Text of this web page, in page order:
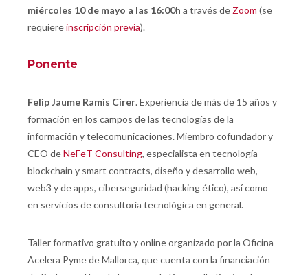
miércoles 10 de mayo a las 16:00h a través de Zoom (se
requiereinscripción previa).
Ponente
Felip Jaume Ramis Cirer. Experiencia de más de 15 años y
formación en los campos de las tecnologías de la
información y telecomunicaciones. Miembro cofundador y
CEO deNeFeT Consulting, especialista en tecnología
blockchain y smart contracts, diseño y desarrollo web,
web3 y de apps, ciberseguridad (hacking ético), así como
en servicios de consultoría tecnológica en general.
Taller formativo gratuito y online organizado por la Oficina
Acelera Pyme de Mallorca, que cuenta con la financiación